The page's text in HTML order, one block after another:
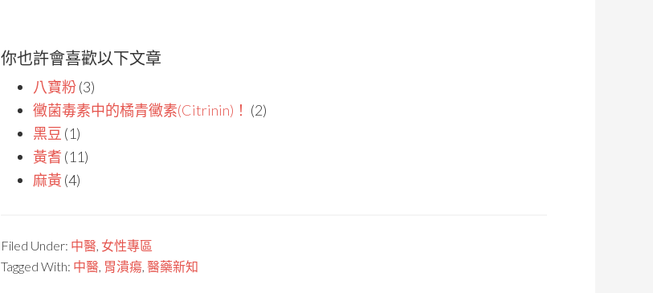
你也許會喜歡以下文章
八寶粉(3)
黴菌毒素中的橘青黴素(Citrinin)！ (2)
黑豆 (1)
黃耆 (11)
麻黃 (4)
Filed Under: 中醫, 女性專區
Tagged With: 中醫, 胃潰瘍, 醫藥新知